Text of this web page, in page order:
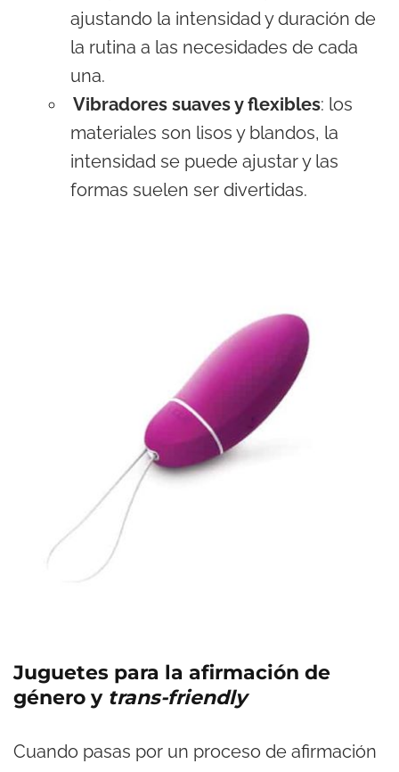
ajustando la intensidad y duración de
la rutina a las necesidades de cada
una.
Vibradores suaves y flexibles: los
materiales son lisos y blandos, la
intensidad se puede ajustar y las
formas suelen ser divertidas.
Juguetes para la afirmación de
género y trans-friendly
Cuando pasas por un proceso de afirmación